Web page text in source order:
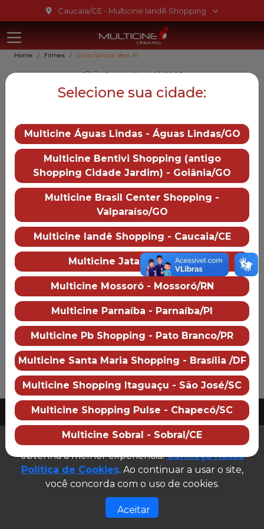
Ir para o conteúdo
Ir para o menu
Caucaia/CE - Multicine Iandê Shopping
Multicine
Home Filmes Silvio Santos Vem Aí
Silvio Santos Vem Aí, 2025
Silvio Santos Vem Aí
12
Gênero::Drama
Duração: 91 min
Distruibução:
Downtown/Paris
Trailer
— Silvio Santos Vem Aí
Mais informações
Multicine Iandê Shopping
Sobre o cinema
Como chegar
Preço dos ingressos
2026 Multicine cinemas
CNPJ: 07.609.246/0007-08
Desenvolvido e gerenciado por
Site público v1.0.0
Selecione sua cidade:
Multicine Águas Lindas - Águas Lindas/GO
Multicine Bentivi Shopping (antigo
Shopping Cidade Jardim) - Goiânia/GO
Multicine Brasil Center Shopping -
Valparaíso/GO
Multicine Iandê Shopping - Caucaia/CE
Multicine Jataí - Jataí/GO
Multicine Mossoró - Mossoró/RN
Multicine Parnaíba - Parnaíba/PI
Multicine Pb Shopping - Pato Branco/PR
Multicine Santa Maria Shopping - Brasília /DF
Multicine Shopping Itaguaçu - São José/SC
Multicine Shopping Pulse - Chapecó/SC
Multicine Sobral - Sobral/CE
Este site utiliza cookies para garantir que você
obtenha a melhor experiência.Conheça nossa
Política de Cookies. Ao continuar a usar o site,
você concorda com o uso de cookies.
Aceitar